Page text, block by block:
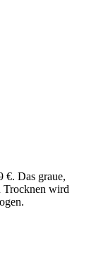
€. Das graue,
Trocknen wird